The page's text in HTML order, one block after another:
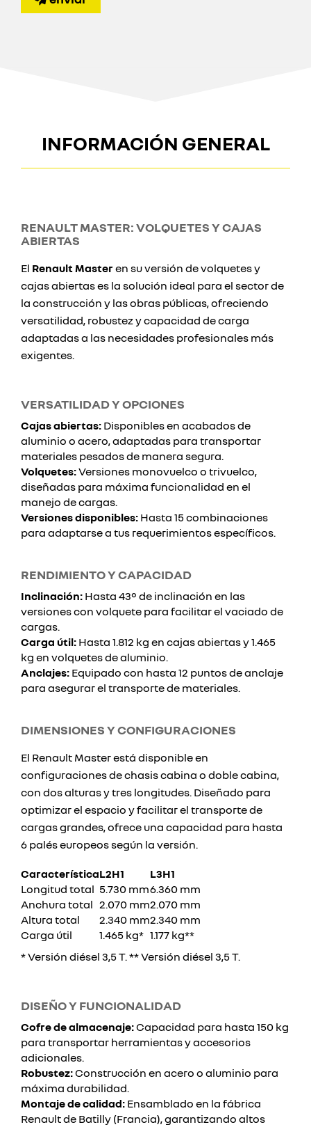
INFORMACIÓN GENERAL
RENAULT MASTER: VOLQUETES Y CAJAS
ABIERTAS
El Renault Masteren su versión de volquetes y
cajas abiertas es la solución ideal para el sector de
la construcción y las obras públicas, ofreciendo
versatilidad, robustez y capacidad de carga
adaptadas a las necesidades profesionales más
exigentes.
VERSATILIDAD Y OPCIONES
Cajas abiertas: Disponibles en acabados de
aluminio o acero, adaptadas para transportar
materiales pesados de manera segura.
Volquetes:Versiones monovuelco o trivuelco,
diseñadas para máxima funcionalidad en el
manejo de cargas.
Versiones disponibles: Hasta 15 combinaciones
para adaptarse a tus requerimientos específicos.
RENDIMIENTO Y CAPACIDAD
Inclinación: Hasta 43° de inclinación en las
versiones con volquete para facilitar el vaciado de
cargas.
Carga útil: Hasta 1.812 kg en cajas abiertas y 1.465
kg en volquetes de aluminio.
Anclajes: Equipado con hasta 12 puntos de anclaje
para asegurar el transporte de materiales.
DIMENSIONES Y CONFIGURACIONES
El Renault Master está disponible en
configuraciones de chasis cabina o doble cabina,
con dos alturas y tres longitudes. Diseñado para
optimizar el espacio y facilitar el transporte de
cargas grandes, ofrece una capacidad para hasta
6 palés europeos según la versión.
CaracterísticaL2H1
L3H1
Longitud total 5.730 mm6.360 mm
Anchura total 2.070 mm2.070 mm
Altura total
2.340 mm2.340 mm
Carga útil
1.465 kg* 1.177 kg**
* Versión diésel 3,5 T. ** Versión diésel 3,5 T.
DISEÑO Y FUNCIONALIDAD
Cofre de almacenaje:Capacidad para hasta 150 kg
para transportar herramientas y accesorios
adicionales.
Robustez:Construcción en acero o aluminio para
máxima durabilidad.
Montaje de calidad: Ensamblado en la fábrica
Renault de Batilly (Francia), garantizando altos